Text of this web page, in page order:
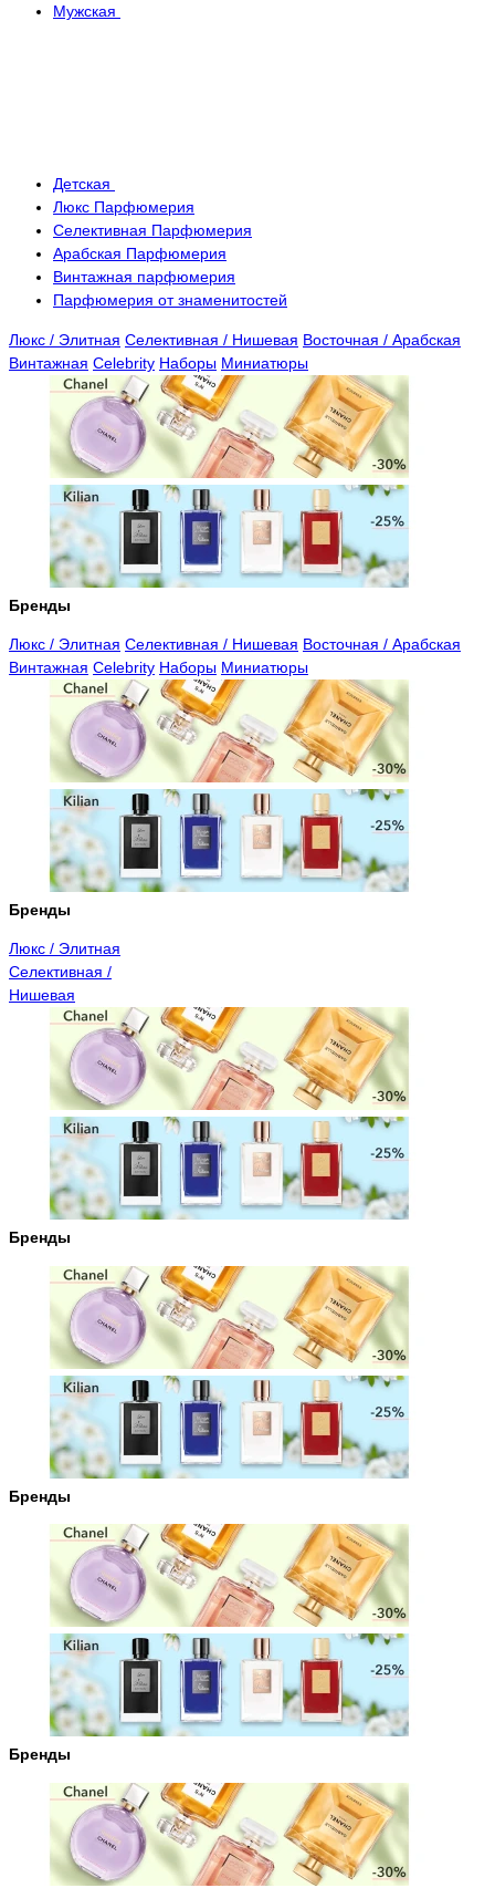
Мужская
Детская
Люкс Парфюмерия
Селективная Парфюмерия
Арабская Парфюмерия
Винтажная парфюмерия
Парфюмерия от знаменитостей
Люкс / Элитная Селективная / Нишевая Восточная / Арабская
Винтажная Celebrity Наборы Миниатюры
Бренды
Люкс / Элитная Селективная / Нишевая Восточная / Арабская
Винтажная Celebrity Наборы Миниатюры
Бренды
Люкс / Элитная
Селективная /
Нишевая
Бренды
Бренды
Бренды